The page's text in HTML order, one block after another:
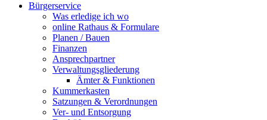
Bürgerservice
Was erledige ich wo
online Rathaus & Formulare
Planen / Bauen
Finanzen
Ansprechpartner
Verwaltungsgliederung
Ämter & Funktionen
Kummerkasten
Satzungen & Verordnungen
Ver- und Entsorgung